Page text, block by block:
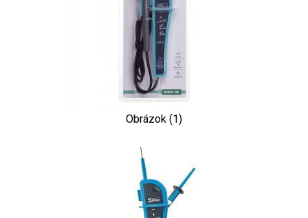
Obrázok (1)